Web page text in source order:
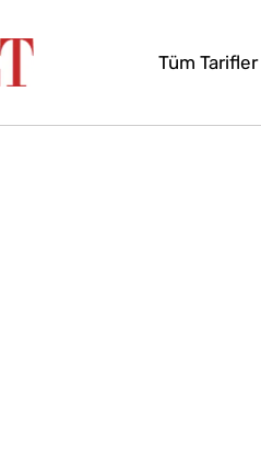
Tüm Tarifler